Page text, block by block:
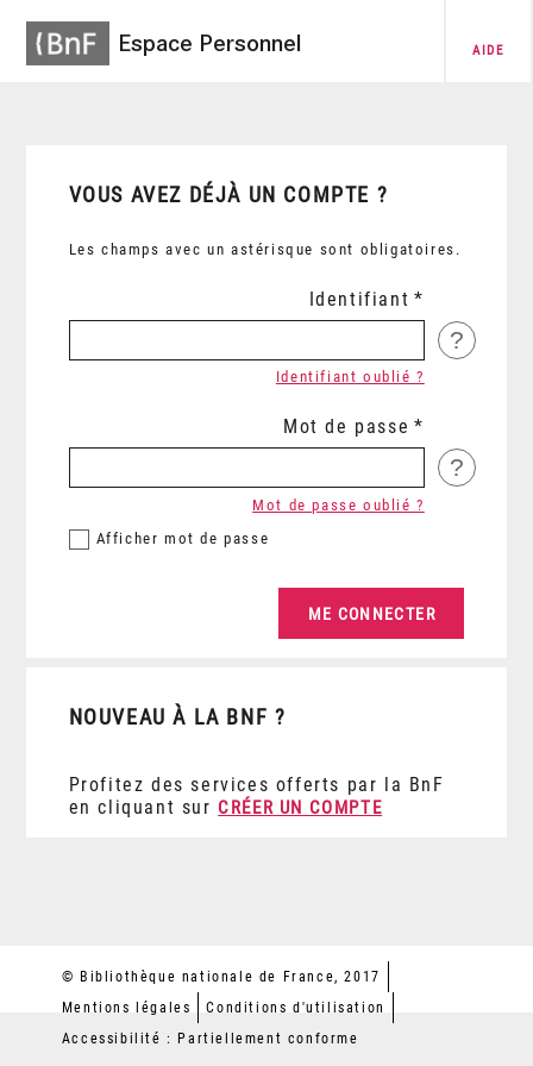
Espace Personnel AIDE
VOUS AVEZ DÉJÀ UN COMPTE ?
Les champs avec un astérisque sont obligatoires.
Identifiant
?
Identifiant oublié ?
Mot de passe
?
Afficher mot de passe
Mot de passe oublié ?
NOUVEAU À LA BNF ?
Profitez des services offerts par la BnF
en cliquant sur CRÉER UN COMPTE
© Bibliothèque nationale de France, 2017
Mentions légales
Conditions d'utilisation
Accessibilité : Partiellement conforme